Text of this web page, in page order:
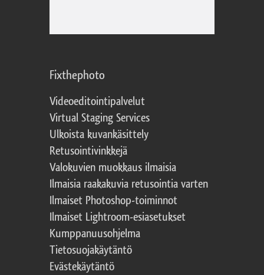
Fixthephoto
Videoeditointipalvelut
Virtual Staging Services
Ulkoista kuvankäsittely
Retusointivinkkejä
Valokuvien muokkaus ilmaisia
Ilmaisia raakakuvia retusointia varten
Ilmaiset Photoshop-toiminnot
Ilmaiset Lightroom-esiasetukset
Kumppanuusohjelma
Tietosuojakäytäntö
Evästekäytäntö